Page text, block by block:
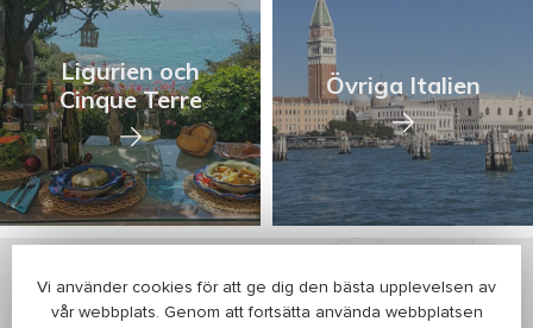
Ligurien och
Cinque Terre
Övriga Italien
Vi använder cookies för att ge dig den bästa upplevelsen av
vår webbplats. Genom att fortsätta använda webbplatsen